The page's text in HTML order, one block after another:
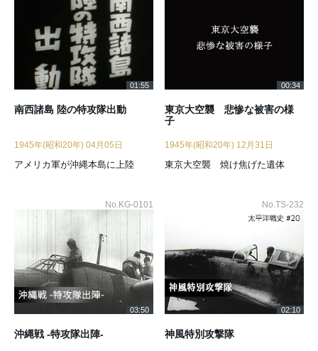
01:55
南西諸島 陸の特攻隊出動
1945年(昭和20年) 04月05日
アメリカ軍が沖縄本島に上陸
00:34
東京大空襲 悲惨な被害の様
子
1945年(昭和20年) 12月31日
東京大空襲 焼け焦げた遺体
No.KG-0101
03:50
沖縄戦 -特攻隊出陣-
No.TS-232
02:10
神風特別攻撃隊